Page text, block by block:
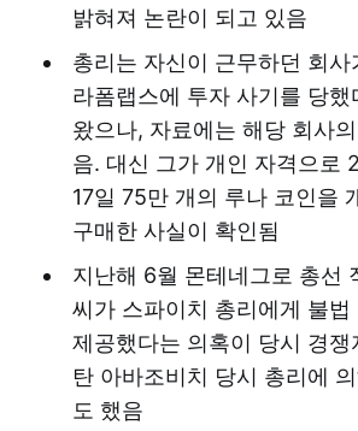
밝혀져 논란이 되고 있음
총리는 자신이 근무하던 회사
라폼랩스에 투자 사기를 당했
왔으나, 자료에는 해당 회사
음. 대신 그가 개인 자격으로
17일 75만 개의 루나 코인을
구매한 사실이 확인됨
지난해 6월 몬테네그로 총선
씨가 스파이치 총리에게 불법
제공했다는 의혹이 당시 경쟁
탄 아바조비치 당시 총리에
도 했음